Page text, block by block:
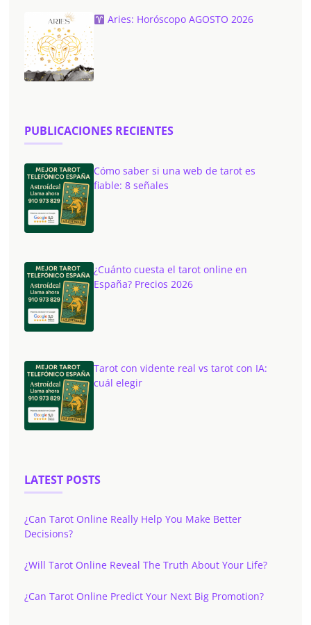
Aries: Horóscopo AGOSTO 2026
PUBLICACIONES RECIENTES
Cómo saber si una web de tarot es
fiable: 8 señales
¿Cuánto cuesta el tarot online en
España? Precios 2026
Tarot con vidente real vs tarot con IA:
cuál elegir
LATEST POSTS
¿Can Tarot Online Really Help You Make Better
Decisions?
¿Will Tarot Online Reveal The Truth About Your Life?
¿Can Tarot Online Predict Your Next Big Promotion?